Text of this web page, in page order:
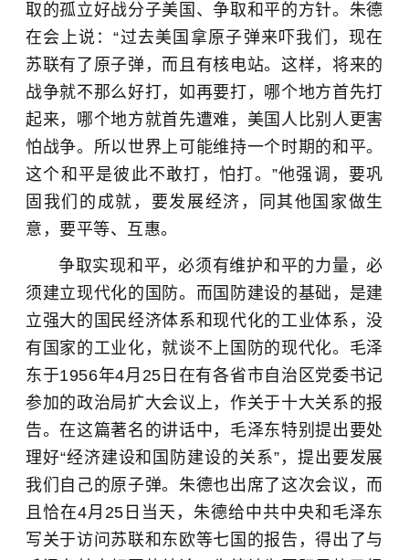
取的孤立好战分子美国、争取和平的方针。朱德
在会上说：“过去美国拿原子弹来吓我们，现在
苏联有了原子弹，而且有核电站。这样，将来的
战争就不那么好打，如再要打，哪个地方首先打
起来，哪个地方就首先遭难，美国人比别人更害
怕战争。所以世界上可能维持一个时期的和平。
这个和平是彼此不敢打，怕打。”他强调，要巩
固我们的成就，要发展经济，同其他国家做生
意，要平等、互惠。
争取实现和平，必须有维护和平的力量，必
须建立现代化的国防。而 国防建设 的基础，是建
立强大的国民经济体系和现代化的工业体系，没
有国家的工业化，就谈不上国防的现代化。毛泽
东于1956年4月25日在有各省市自治区党委书记
参加的政治局扩大会议上，作关于十大关系的报
告。在这篇著名的讲话中，毛泽东特别提出要处
理好“经济建设和国防建设的关系”，提出要发展
我们自己的原子弹。朱德也出席了这次会议，而
且恰在4月25日当天，朱德给中共中央和毛泽东
写关于访问苏联和东欧等七国的报告，得出了与